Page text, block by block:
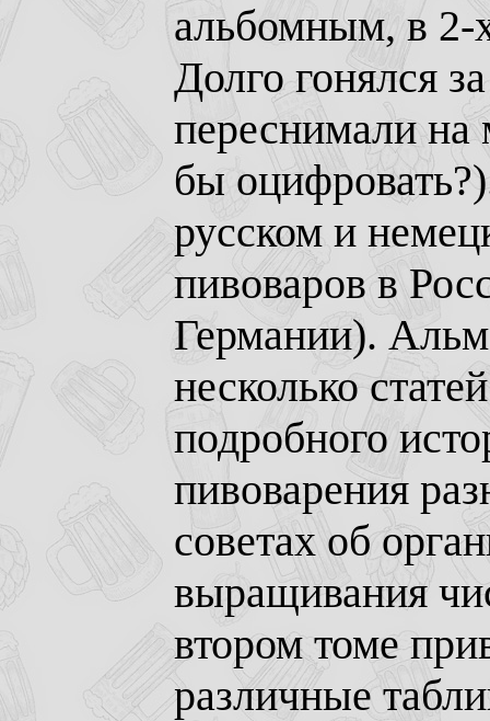
альбомным, в 2-
Долго гонялся
переснимали
бы
русском и
пивоваров в
Германии).
несколько
подробного
пивоварения
советах об
выращивания
втором томе
различные